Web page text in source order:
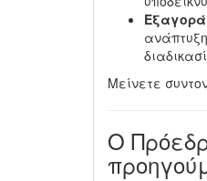
Μείνετε
Ο